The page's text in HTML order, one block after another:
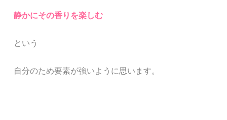
静かにその香りを楽しむ
という
自分のため要素が強いように思います。